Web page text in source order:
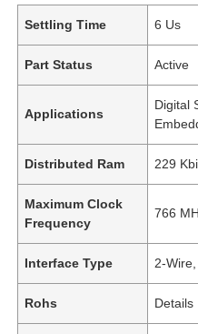
Settling Time 6 Us
Part Status Active
Applications
Digital
Distributed Ram 229
Maximum Clock
Frequency
766
Interface Type 2-
Rohs Details